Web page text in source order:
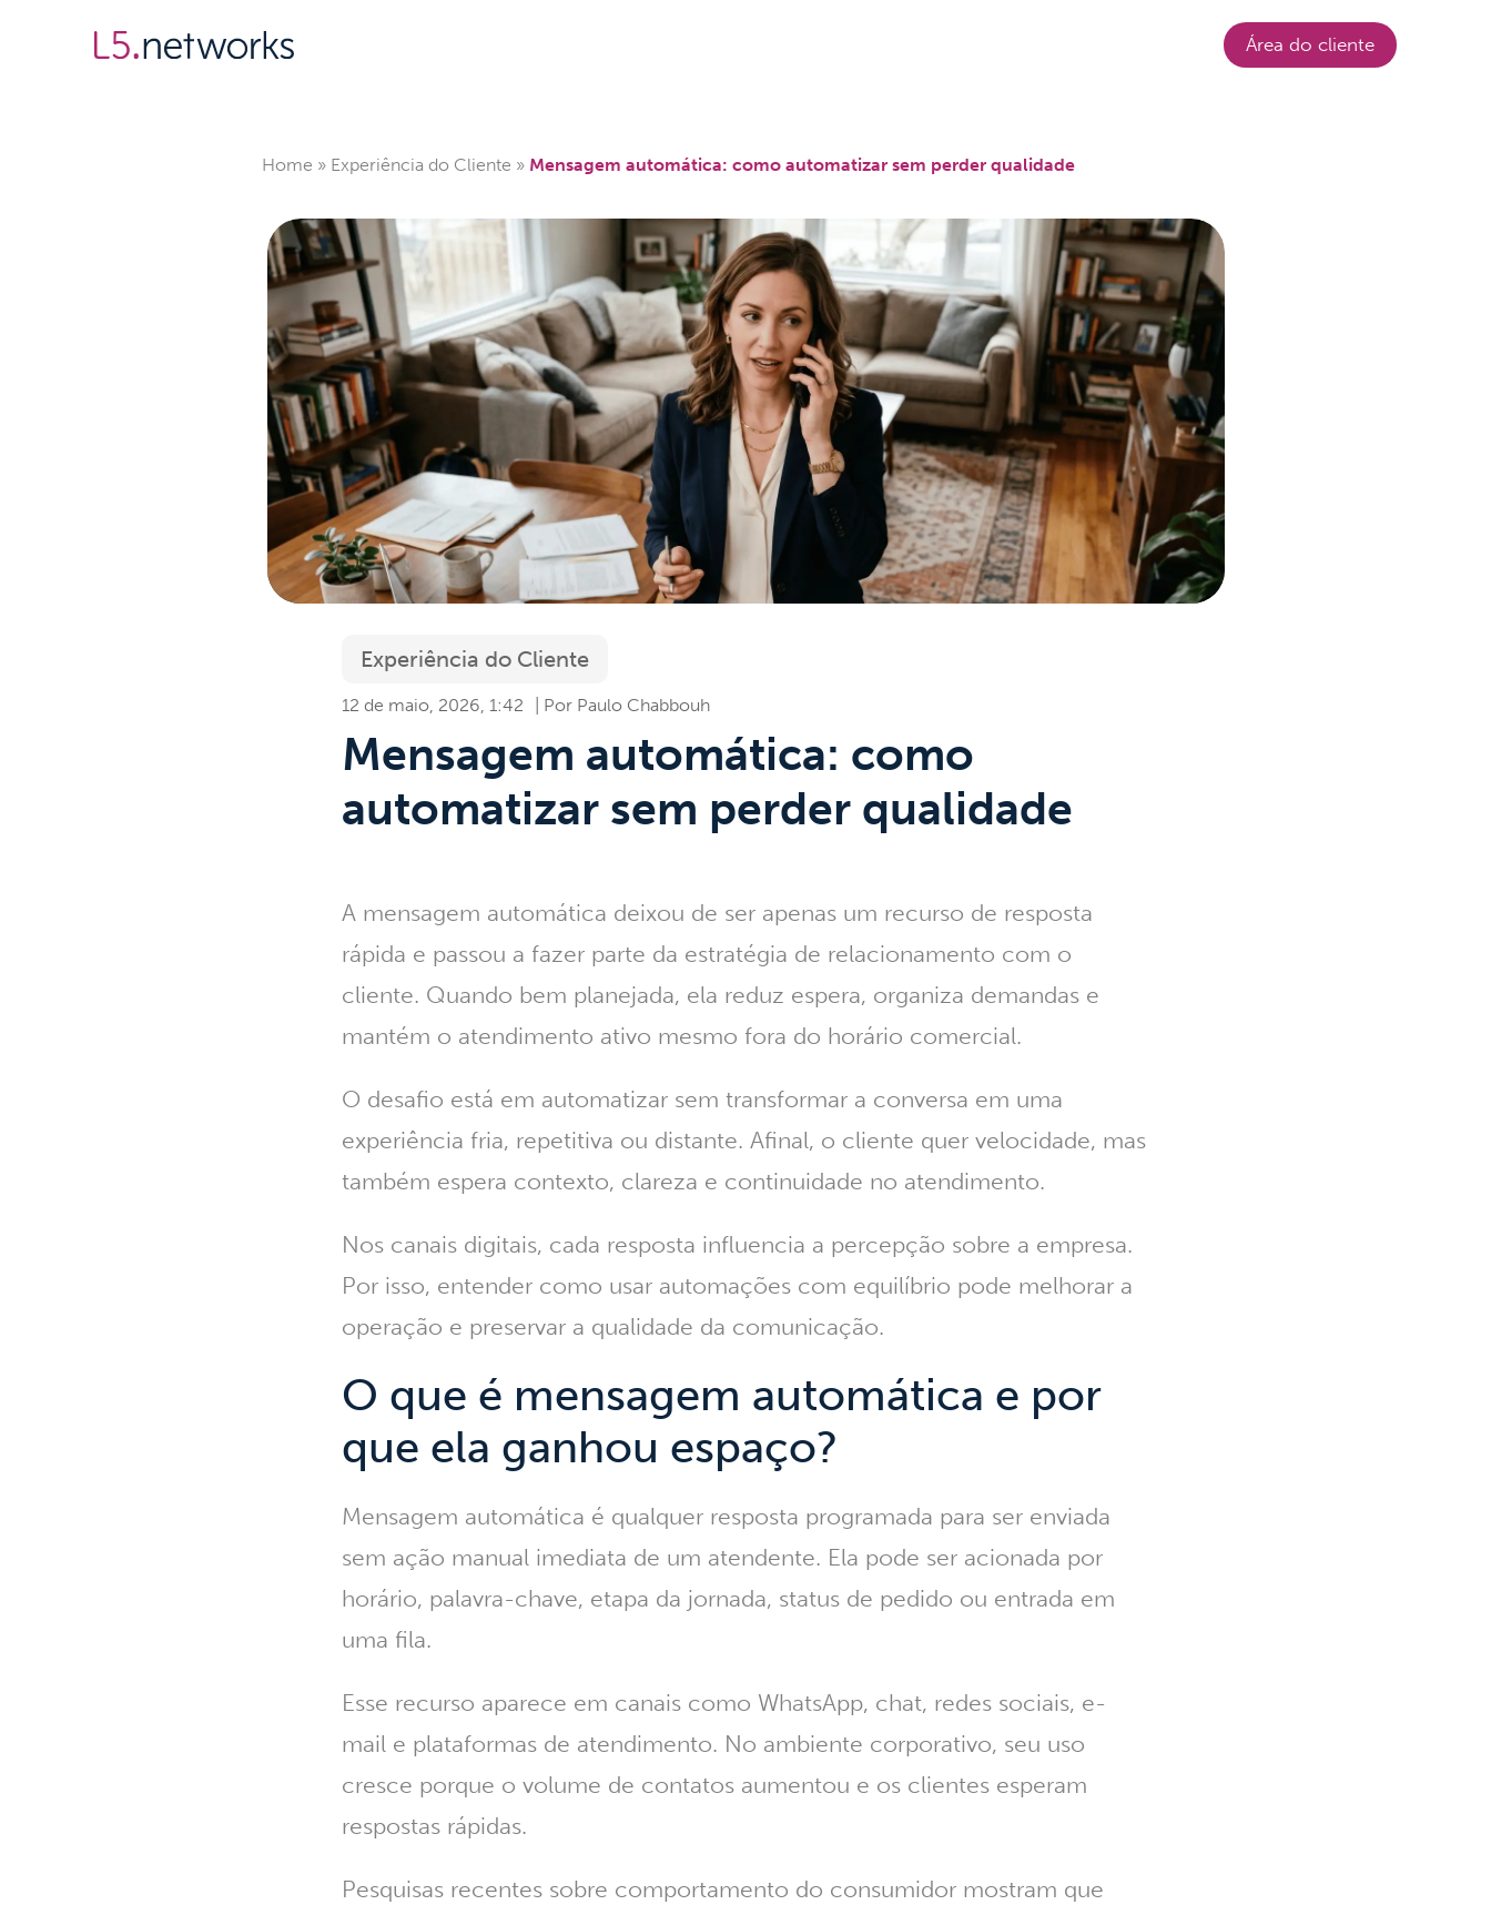
Área do cliente
Home » Experiência do Cliente » Mensagem automática: como automatizar sem perder qualidade
Experiência do Cliente
Mensagem automática: como
automatizar sem perder qualidade
Paulo Chabbouh
12 de maio, 2026, 1:42
A mensagem automática deixou de ser apenas um recurso de resposta
rápida e passou a fazer parte da estratégia de relacionamento com o
cliente. Quando bem planejada, ela reduz espera, organiza demandas e
mantém o atendimento ativo mesmo fora do horário comercial.
O desafio está em automatizar sem transformar a conversa em uma
experiência fria, repetitiva ou distante. Afinal, o cliente quer velocidade, mas
também espera contexto, clareza e continuidade no atendimento.
Nos canais digitais, cada resposta influencia a percepção sobre a empresa.
Por isso, entender como usar automações com equilíbrio pode melhorar a
operação e preservar a qualidade da comunicação.
O que é mensagem automática e por
que ela ganhou espaço?
Mensagem automática é qualquer resposta programada para ser enviada
sem ação manual imediata de um atendente. Ela pode ser acionada por
horário, palavra-chave, etapa da jornada, status de pedido ou entrada em
uma fila.
Esse recurso aparece em canais como WhatsApp, chat, redes sociais, e-
mail e plataformas de atendimento. No ambiente corporativo, seu uso
cresce porque o volume de contatos aumentou e os clientes esperam
respostas rápidas.
Pesquisas recentes sobre comportamento do consumidor mostram que